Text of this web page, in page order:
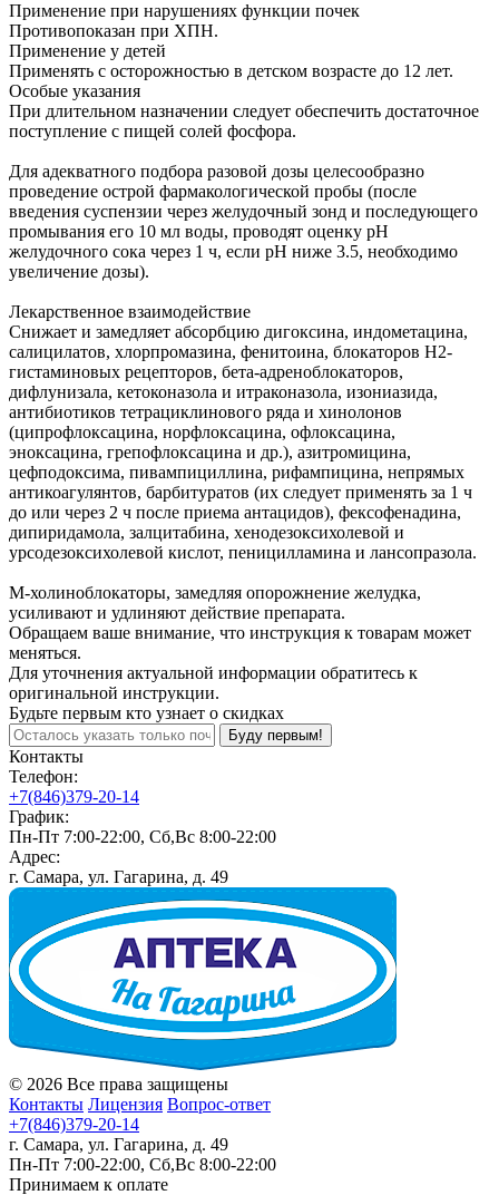
Применение при нарушениях функции почек
Противопоказан при ХПН.
Применение у детей
Применять с осторожностью в детском возрасте до 12 лет.
Особые указания
При длительном назначении следует обеспечить достаточное
поступление с пищей солей фосфора.
Для адекватного подбора разовой дозы целесообразно
проведение острой фармакологической пробы (после
введения суспензии через желудочный зонд и последующего
промывания его 10 мл воды, проводят оценку pH
желудочного сока через 1 ч, если pH ниже 3.5, необходимо
увеличение дозы).
Лекарственное взаимодействие
Снижает и замедляет абсорбцию дигоксина, индометацина,
салицилатов, хлорпромазина, фенитоина, блокаторов H2-
гистаминовых рецепторов, бета-адреноблокаторов,
дифлунизала, кетоконазола и итраконазола, изониазида,
антибиотиков тетрациклинового ряда и хинолонов
(ципрофлоксацина, норфлоксацина, офлоксацина,
эноксацина, грепофлоксацина и др.), азитромицина,
цефподоксима, пивампициллина, рифампицина, непрямых
антикоагулянтов, барбитуратов (их следует применять за 1 ч
до или через 2 ч после приема антацидов), фексофенадина,
дипиридамола, залцитабина, хенодезоксихолевой и
урсодезоксихолевой кислот, пеницилламина и лансопразола.
М-холиноблокаторы, замедляя опорожнение желудка,
усиливают и удлиняют действие препарата.
Обращаем ваше внимание, что инструкция к товарам может
меняться.
Для уточнения актуальной информации обратитесь к
оригинальной инструкции.
Будьте первым кто узнает о скидках
Буду первым!
Контакты
Телефон:
+7(846)379-20-14
График:
Пн-Пт 7:00-22:00, Сб,Вс 8:00-22:00
Адрес:
г. Самара, ул. Гагарина, д. 49
© 2026 Все права защищены
Контакты Лицензия Вопрос-ответ
+7(846)379-20-14
г. Самара, ул. Гагарина, д. 49
Пн-Пт 7:00-22:00, Сб,Вс 8:00-22:00
Принимаем к оплате